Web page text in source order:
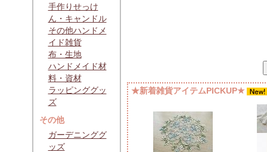
手作りせっけ
ん・キャンドル
その他ハンドメ
イド雑貨
布・生地
ハンドメイド材
料・資材
ラッピンググッ
ズ
その他
ガーデニンググ
ッズ
★新着雑貨アイテムPICKUP★